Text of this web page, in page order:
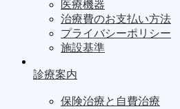
医療機器
治療費のお支払い方法
プライバシーポリシー
施設基準
診療案内
保険治療と自費治療